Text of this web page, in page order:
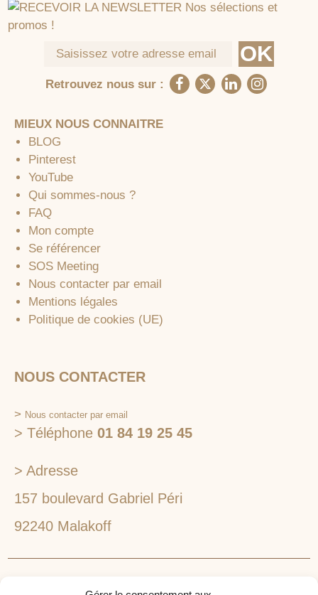
Retrouvez nous sur :
MIEUX NOUS CONNAITRE
BLOG
Pinterest
YouTube
Qui sommes-nous ?
FAQ
Mon compte
Se référencer
SOS Meeting
Nous contacter par email
Mentions légales
Politique de cookies (UE)
NOUS CONTACTER
> Nous contacter par email
> Téléphone 01 84 19 25 45
> Adresse
157 boulevard Gabriel Péri
92240 Malakoff